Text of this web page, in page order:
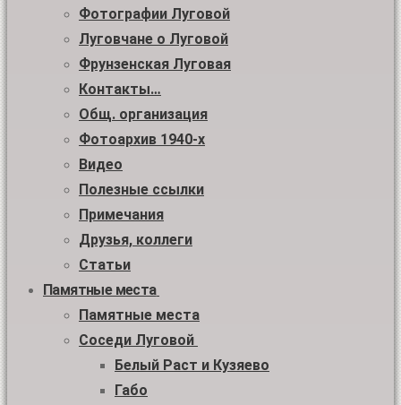
Фотографии Луговой
Луговчане о Луговой
Фрунзенская Луговая
Контакты…
Общ. организация
Фотоархив 1940-х
Видео
Полезные ссылки
Примечания
Друзья, коллеги
Статьи
Памятные места
Памятные места
Соседи Луговой
Белый Раст и Кузяево
Габо